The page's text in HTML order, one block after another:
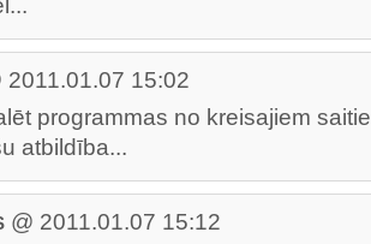
2011.01.07 15:02
programmas no kreisajiem
atbildība...
@ 2011.01.07 15:12